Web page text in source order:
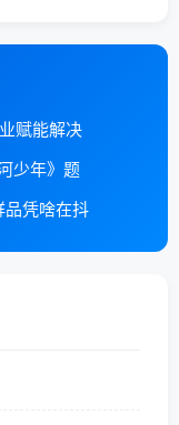
赋能解决
少年》题
品凭啥在抖